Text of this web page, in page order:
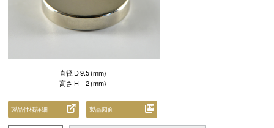
直径 D9.5(mm)
高さ H 2(mm)
製品仕様詳細 製品図面